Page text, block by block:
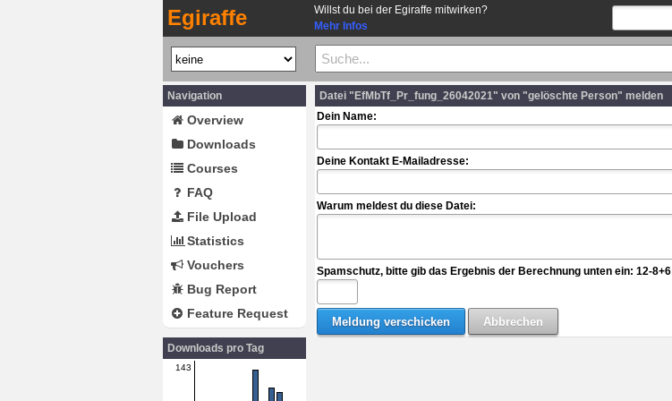
Egiraffe
Willst du bei der Egiraffe mitwirken?
Mehr Infos
Navigation
Overview
Downloads
Courses
FAQ
File Upload
Statistics
Vouchers
Bug Report
Feature Request
Downloads pro Tag
143
Datei "EfMbTf_Pr_fung_26042021" von "gelöschte Person" melden
Dein Name:
Deine Kontakt E-Mailadresse:
Warum meldest du diese Datei:
Spamschutz, bitte gib das Ergebnis der Berechnung unten ein: 12-8+6